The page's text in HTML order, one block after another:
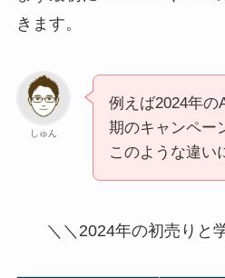
きます。
しゅん
例えば2024年の
期のキャンペー
このような違い
＼＼2024年の初売りと